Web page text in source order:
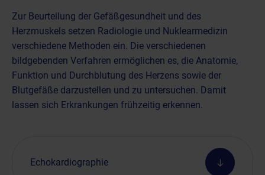
Zur Beurteilung der Gefäßgesundheit und des
Herzmuskels setzen Radiologie und Nuklearmedizin
verschiedene Methoden ein. Die verschiedenen
bildgebenden Verfahren ermöglichen es, die Anatomie,
Funktion und Durchblutung des Herzens sowie der
Blutgefäße darzustellen und zu untersuchen. Damit
lassen sich Erkrankungen frühzeitig erkennen.
Echokardiographie